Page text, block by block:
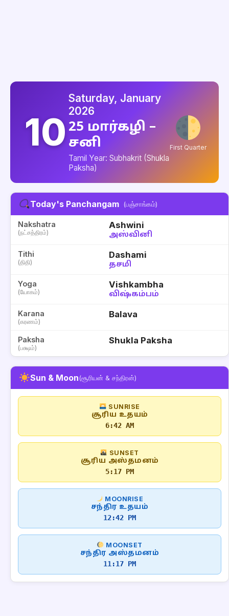
10
Saturday, January
2026
25 மார்கழி –
சனி
Tamil Year: Subhakrit (Shukla
Paksha)
First Quarter
Today's Panchangam (பஞ்சாங்கம்)
Nakshatra
(நட்சத்திரம்)
Ashwini
அஸ்வினி
Tithi
(திதி)
Dashami
தசமி
Yoga
(யோகம்)
Vishkambha
விஷ்கம்பம்
Karana
(கரணம்)
Balava
Paksha
(பக்ஷம்)
Shukla Paksha
Sun & Moon(சூரியன் & சந்திரன்)
SUNRISE
சூரிய உதயம்
6:42 AM
SUNSET
சூரிய அஸ்தமனம்
5:17 PM
MOONRISE
சந்திர உதயம்
12:42 PM
MOONSET
சந்திர அஸ்தமனம்
11:17 PM